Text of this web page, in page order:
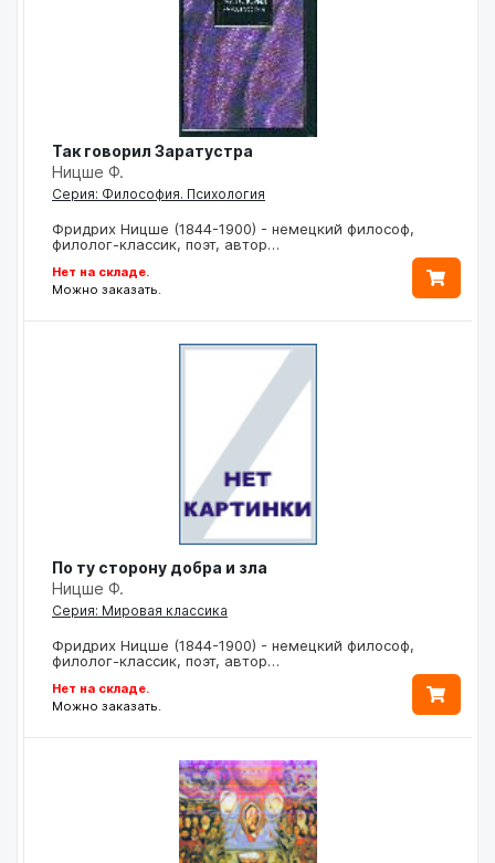
Так говорил Заратустра
Ницше Ф.
Серия: Философия. Психология
Фридрих Ницше (1844-1900) - немецкий философ,
филолог-классик, поэт, автор…
Нет на складе.
Можно заказать.
По ту сторону добра и зла
Ницше Ф.
Серия: Мировая классика
Фридрих Ницше (1844-1900) - немецкий философ,
филолог-классик, поэт, автор…
Нет на складе.
Можно заказать.